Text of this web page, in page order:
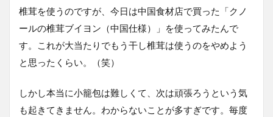
椎茸を使うのですが、今日は中国食材店で買った「クノ
ールの椎茸ブイヨン（中国仕様）」を使ってみたんで
す。これが大当たりでもう干し椎茸は使うのをやめよう
と思ったくらい。（笑）
しかし本当に小籠包は難しくて、次は頑張ろうという気
も起きてきません。わからないことが多すぎです。毎度